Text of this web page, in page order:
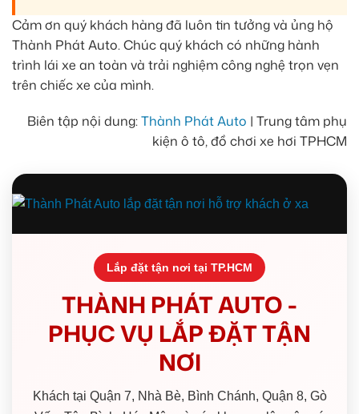
Cảm ơn quý khách hàng đã luôn tin tưởng và ủng hộ
Thành Phát Auto. Chúc quý khách có những hành
trình lái xe an toàn và trải nghiệm công nghệ trọn vẹn
trên chiếc xe của mình.
Biên tập nội dung:Thành Phát Auto | Trung tâm phụ
kiện ô tô, đồ chơi xe hơi TPHCM
Lắp đặt tận nơi tại TP.HCM
THÀNH PHÁT AUTO -
PHỤC VỤ LẮP ĐẶT TẬN
NƠI
Khách tại Quận 7, Nhà Bè, Bình Chánh, Quận 8, Gò